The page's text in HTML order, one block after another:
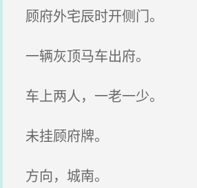
顾府外宅辰时开侧门。
一辆灰顶马车出府。
车上两人，一老一少。
未挂顾府牌。
方向，城南。